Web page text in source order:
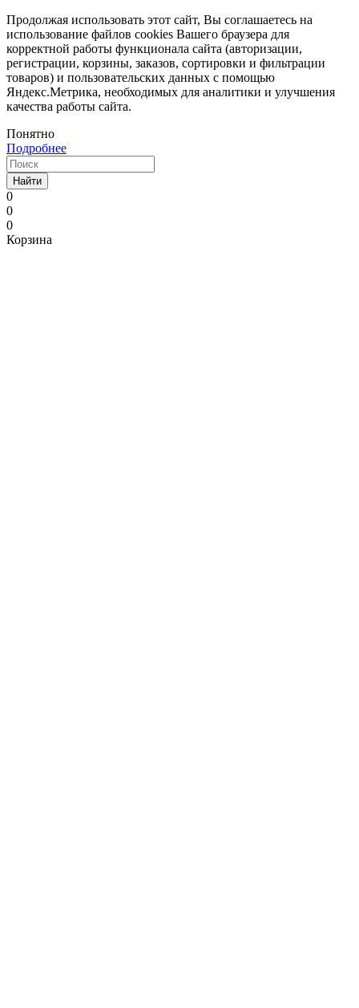
Продолжая использовать этот сайт, Вы соглашаетесь на
использование файлов cookies Вашего браузера для
корректной работы функционала сайта (авторизации,
регистрации, корзины, заказов, сортировки и фильтрации
товаров) и пользовательских данных с помощью
Яндекс.Метрика, необходимых для аналитики и улучшения
качества работы сайта.
Понятно
Подробнее
Найти
0
0
0
Корзина